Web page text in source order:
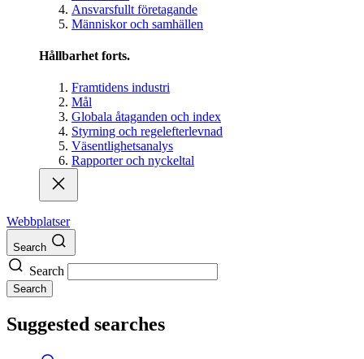
Ansvarsfullt företagande
Människor och samhällen
Hållbarhet forts.
Framtidens industri
Mål
Globala åtaganden och index
Styrning och regelefterlevnad
Väsentlighetsanalys
Rapporter och nyckeltal
Webbplatser
Search
Search
Search
Suggested searches